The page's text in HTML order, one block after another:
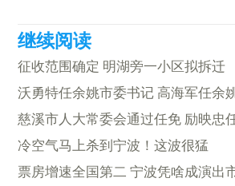
征收范围确定 明湖旁一小区拟拆迁
沃勇特任余姚市委书记 高海军任余
慈溪市人大常委会通过任免 励映忠
冷空气马上杀到宁波！这波很猛
票房增速全国第二 宁波凭啥成演出